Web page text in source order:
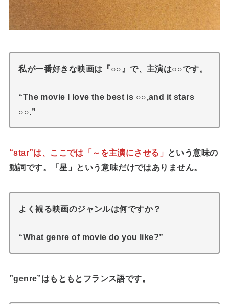
私が一番好きな映画は『○○』で、主演は○○です。
“The movie I love the best is ○○,and it stars
○○.”
“star”は、ここでは「～を主演にさせる」
という意味の
動詞です。「星」という意味だけではありません。
よく観る映画のジャンルは何ですか？
“What genre of movie do you like?”
”genre”はもともとフランス語です。